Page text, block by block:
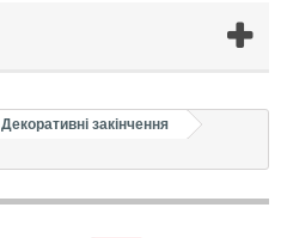
Декоративні закінчення